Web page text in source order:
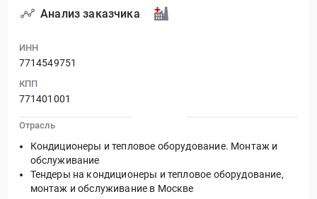
Анализ заказчика
ИНН
7714549751
КПП
771401001
Отрасль
Кондиционеры и тепловое оборудование. Монтаж и
обслуживание
Тендеры на кондиционеры и тепловое оборудование,
монтаж и обслуживание в Москве